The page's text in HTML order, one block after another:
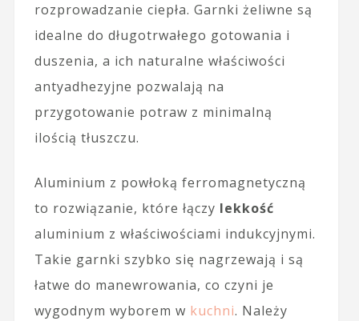
rozprowadzanie ciepła. Garnki żeliwne są
idealne do długotrwałego gotowania i
duszenia, a ich naturalne właściwości
antyadhezyjne pozwalają na
przygotowanie potraw z minimalną
ilością tłuszczu.
Aluminium z powłoką ferromagnetyczną
to rozwiązanie, które łączy lekkość
aluminium z właściwościami indukcyjnymi.
Takie garnki szybko się nagrzewają i są
łatwe do manewrowania, co czyni je
wygodnym wyborem w kuchni. Należy